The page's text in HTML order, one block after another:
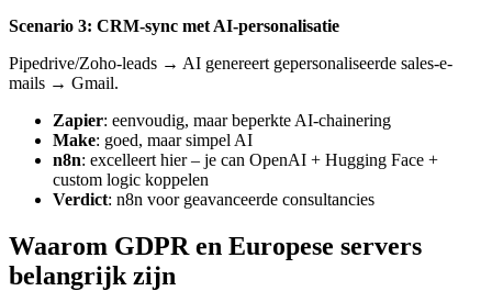
Scenario 3: CRM-sync met AI-personalisatie
Pipedrive/Zoho-leads → AI genereert gepersonaliseerde sales-e-
mails → Gmail.
Zapier: eenvoudig, maar beperkte AI-chainering
Make: goed, maar simpel AI
n8n: excelleert hier – je can OpenAI + Hugging Face +
custom logic koppelen
Verdict: n8n voor geavanceerde consultancies
Waarom GDPR en Europese servers
belangrijk zijn